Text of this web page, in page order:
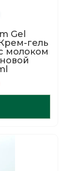
Gel
гель
молоком